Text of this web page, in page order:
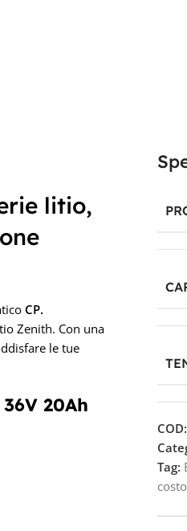
litio,
CP.
Zenith. Con una
le tue
20Ah
Tag: